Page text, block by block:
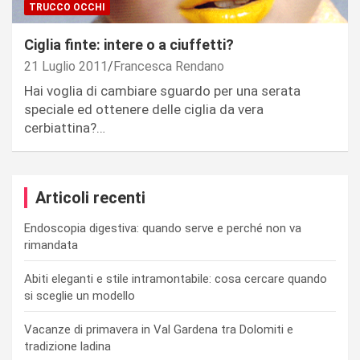
TRUCCO OCCHI
Ciglia finte: intere o a ciuffetti?
21 Luglio 2011 Francesca Rendano
Hai voglia di cambiare sguardo per una serata
speciale ed ottenere delle ciglia da vera
cerbiattina?…
Articoli recenti
Endoscopia digestiva: quando serve e perché non va
rimandata
Abiti eleganti e stile intramontabile: cosa cercare quando
si sceglie un modello
Vacanze di primavera in Val Gardena tra Dolomiti e
tradizione ladina